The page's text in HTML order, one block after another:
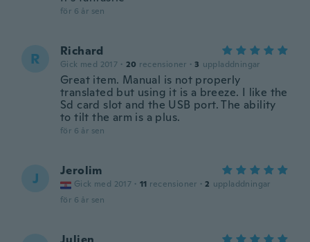
för 6 år sen
R Richard
Gick med 2017 · 20 recensioner · 3 uppladdningar
Great item. Manual is not properly
translated but using it is a breeze. I like the
Sd card slot and the USB port. The ability
to tilt the arm is a plus.
för 6 år sen
J Jerolim
Gick med 2017 · 11 recensioner · 2 uppladdningar
för 6 år sen